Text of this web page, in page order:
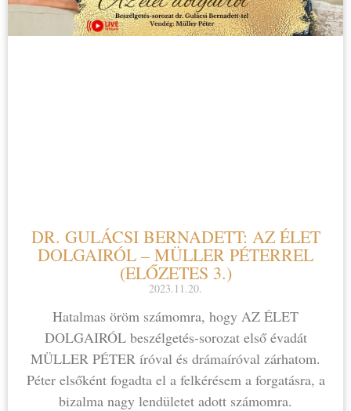
DR. GULÁCSI BERNADETT: AZ ÉLET
DOLGAIRÓL – MÜLLER PÉTERREL
(ELŐZETES 3.)
2023.11.20.
Hatalmas öröm számomra, hogy AZ ÉLET
DOLGAIRÓL beszélgetés-sorozat első évadát
MÜLLER PÉTER íróval és drámaíróval zárhatom.
Péter elsőként fogadta el a felkérésem a forgatásra, a
bizalma nagy lendületet adott számomra.